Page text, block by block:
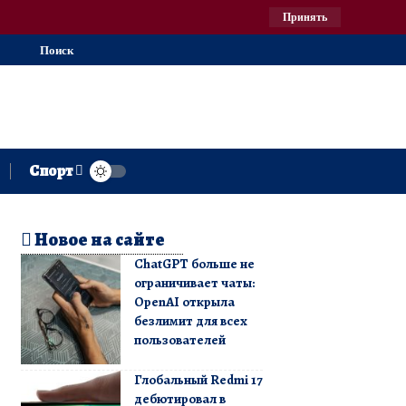
Принять
Поиск
Спорт
Новое на сайте
ChatGPT больше не
ограничивает чаты:
OpenAI открыла
безлимит для всех
пользователей
Глобальный Redmi 17
дебютировал в